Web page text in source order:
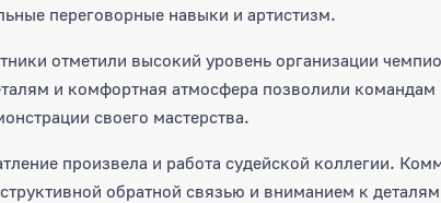
переговорные навыки и артистизм.
отметили высокий уровень организации
и комфортная атмосфера позволили командам
своего мастерства.
произвела и работа судейской коллегии.
обратной связью и вниманием к